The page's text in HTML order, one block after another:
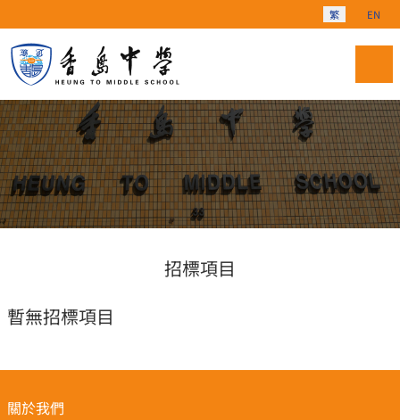
選擇你的語言
繁 EN
招標項目
暫無招標項目
關於我們